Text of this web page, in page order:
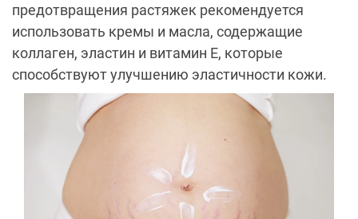
предотвращения растяжек рекомендуется
использовать кремы и масла, содержащие
коллаген, эластин и витамин E, которые
способствуют улучшению эластичности кожи.